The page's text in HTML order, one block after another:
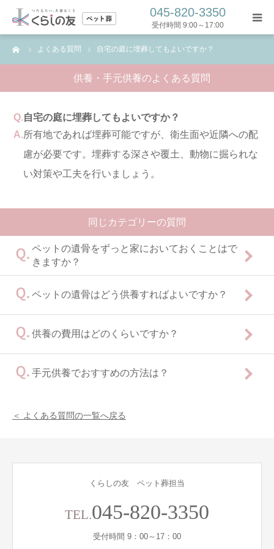
045-820-3350
受付時間 9:00～17:00
よくある質問 自宅の庭に埋葬してもよいですか？
供養・手元供養のよくある質問
Q.自宅の庭に埋葬してもよいですか？
A.所有地であれば埋葬可能ですが、衛生面や近隣への配
慮が必要です。埋葬する深さや覆土、動物に掘られな
い対策や工夫を行いましょう。
同じカテゴリーの質問
ペットの遺骨をずっと家においておくことはで
きますか？
ペットの遺骨はどう供養すればよいですか？
供養の費用はどのくらいですか？
手元供養でおすすめの方法は？
＜ よくある質問の一覧へ戻る
くらしの友 ペット葬担当
TEL.045-820-3350
受付時間 9：00～17：00
トップ
葬儀の流れ
コラム
お問い合わせフォーム
電話受付